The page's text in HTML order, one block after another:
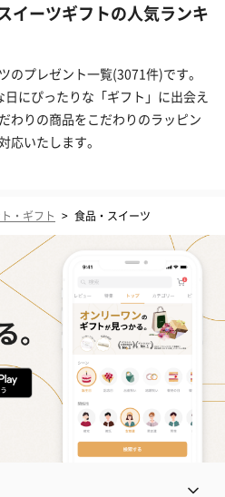
イーツギフトの人気ランキ
のプレゼント一覧(3071件)です。
日にぴったりな「ギフト」に出会え
わりの商品をこだわりのラッピン
応いたします。
・ギフト > 食品・スイーツ